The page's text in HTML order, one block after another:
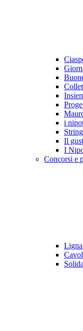
i
Il
I
Concorsi e